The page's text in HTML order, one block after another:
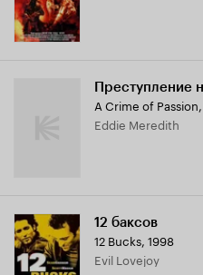
Преступление
A Crime of Passion,
Eddie Meredith
12 баксов
12 Bucks, 1998
Evil Lovejoy